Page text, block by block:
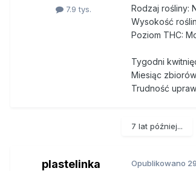
7.9 tys.
Rodzaj rośliny:
Wysokość
Poziom THC:
Tygodni
Miesiąc
Trudność
7 lat później...
plastelinka Opublikowano